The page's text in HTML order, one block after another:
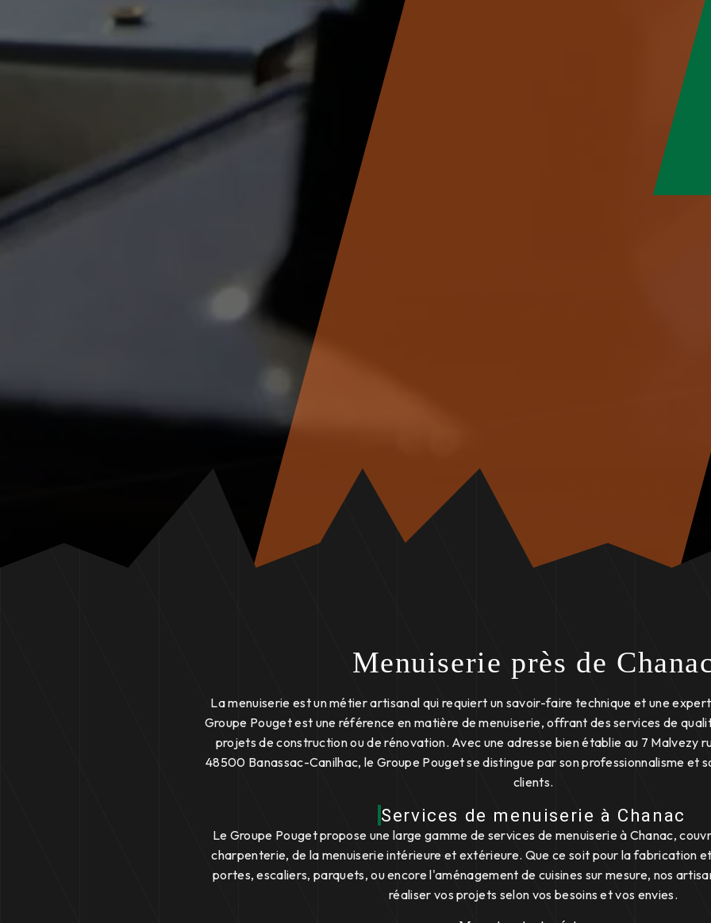
Menuiserie près de
La menuiserie est un métier artisanal qui requiert un savoir-faire technique et une
Groupe Pouget est une référence en matière de menuiserie, offrant des services de
projets de construction ou de rénovation. Avec une adresse bien établie au 7 Malvezy
48500 Banassac-Canilhac, le Groupe Pouget se distingue par son professionnalisme et
clients.
Services de menuiserie à Chanac
Le Groupe Pouget propose une large gamme de services de menuiserie à Chanac,
charpenterie, de la menuiserie intérieure et extérieure. Que ce soit pour la fabrication
portes, escaliers, parquets, ou encore l'aménagement de cuisines sur mesure, nos
réaliser vos projets selon vos besoins et vos envies.